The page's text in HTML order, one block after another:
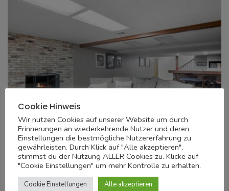
BAU
Zählt der Keller zur Wohnfläche? Was
Eigentümer und Mieter wissen müssen
Cookie Hinweis
Wir nutzen Cookies auf unserer Website um durch
Erinnerungen an wiederkehrende Nutzer und deren
Einstellungen die bestmögliche Nutzererfahrung zu
gewährleisten. Durch Klick auf "Alle akzeptieren",
stimmst du der Nutzung ALLER Cookies zu. Klicke auf
"Cookie Einstellungen" um mehr Kontrolle zu erhalten.
Cookie Einstellungen Alle akzeptieren